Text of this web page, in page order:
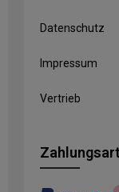
Datenschutz
Impressum
Vertrieb